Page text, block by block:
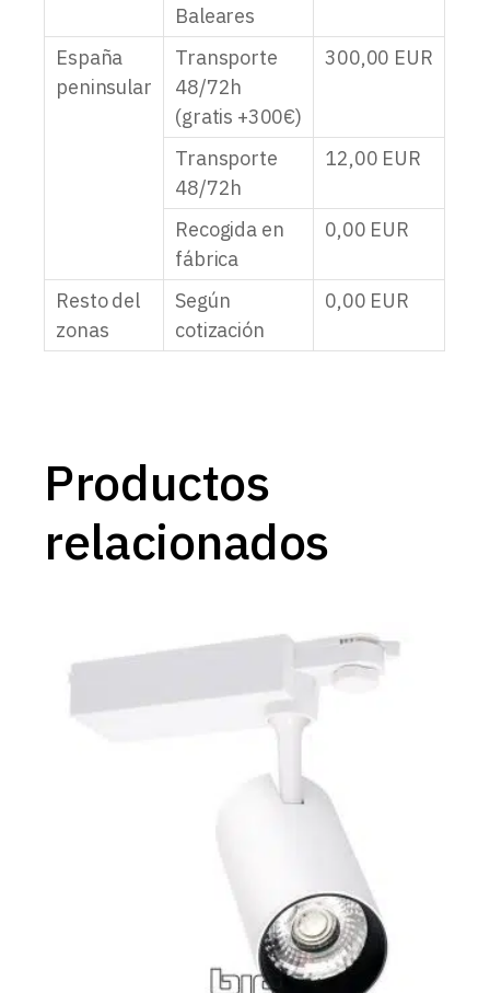
Baleares
España
peninsular
Transporte
48/72h
(gratis +300€)
300,00 EUR
Transporte
48/72h
12,00 EUR
Recogida en
fábrica
0,00 EUR
Resto del
zonas
Según
cotización
0,00 EUR
Productos
relacionados